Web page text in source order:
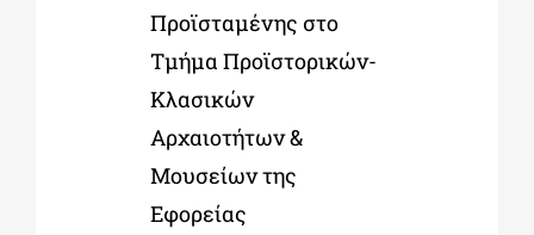
Προϊσταμένης στο
Τμήμα Προϊστορικών-
Κλασικών
Αρχαιοτήτων &
Μουσείων της
Εφορείας